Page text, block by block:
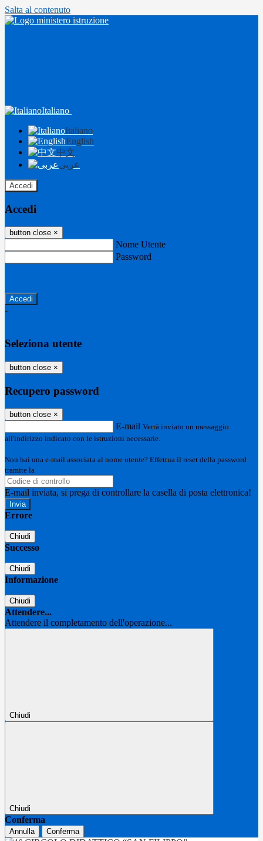
Salta al contenuto
Italiano
Italiano
English
中文
عربى
Accedi
Accedi
button close ×
Nome Utente
Password
-
Seleziona utente
button close ×
Recupero password
button close ×
E-mail Verrà inviato un messaggio
all'indirizzo indicato con le istruzioni necessarie.
Non hai una e-mail associata al nome utente? Effettua il reset della password
tramite la
E-mail inviata, si prega di controllare la casella di posta elettronica!
Errore
Chiudi
Successo
Chiudi
Informazione
Chiudi
Attendere...
Attendere il completamento dell'operazione...
Chiudi
Chiudi
Conferma
Annulla Conferma